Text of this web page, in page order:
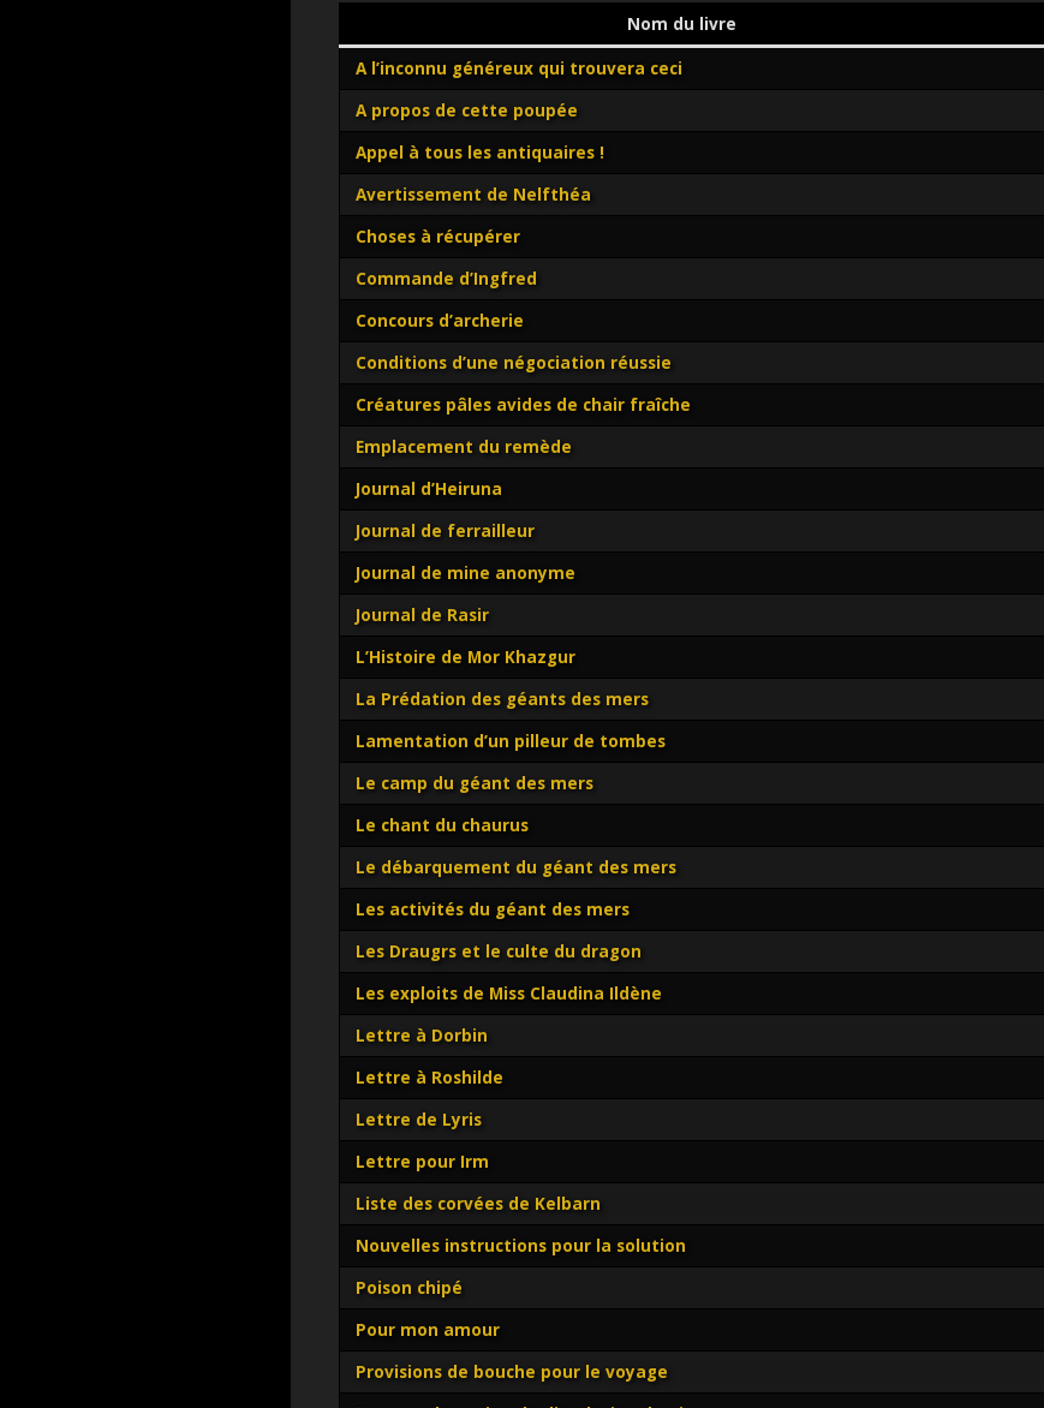
Nom du livre
A l’inconnu généreux qui trouvera ceci
A propos de cette poupée
Appel à tous les antiquaires !
Avertissement de Nelfthéa
Choses à récupérer
Commande d’Ingfred
Concours d’archerie
Conditions d’une négociation réussie
Créatures pâles avides de chair fraîche
Emplacement du remède
Journal d’Heiruna
Journal de ferrailleur
Journal de mine anonyme
Journal de Rasir
L’Histoire de Mor Khazgur
La Prédation des géants des mers
Lamentation d’un pilleur de tombes
Le camp du géant des mers
Le chant du chaurus
Le débarquement du géant des mers
Les activités du géant des mers
Les Draugrs et le culte du dragon
Les exploits de Miss Claudina Ildène
Lettre à Dorbin
Lettre à Roshilde
Lettre de Lyris
Lettre pour Irm
Liste des corvées de Kelbarn
Nouvelles instructions pour la solution
Poison chipé
Pour mon amour
Provisions de bouche pour le voyage